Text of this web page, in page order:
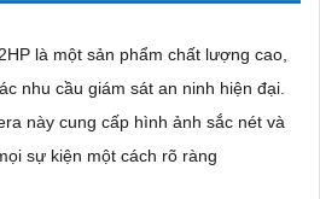
là một sản phẩm chất lượng cao,
nhu cầu giám sát an ninh hiện đại.
này cung cấp hình ảnh sắc nét và
sự kiện một cách rõ ràng